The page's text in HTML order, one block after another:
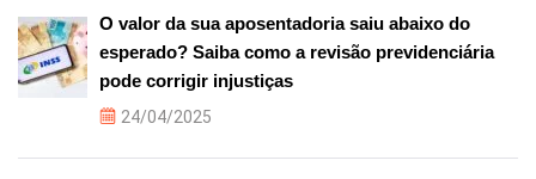
O valor da sua aposentadoria saiu abaixo do
esperado? Saiba como a revisão previdenciária
pode corrigir injustiças
24/04/2025